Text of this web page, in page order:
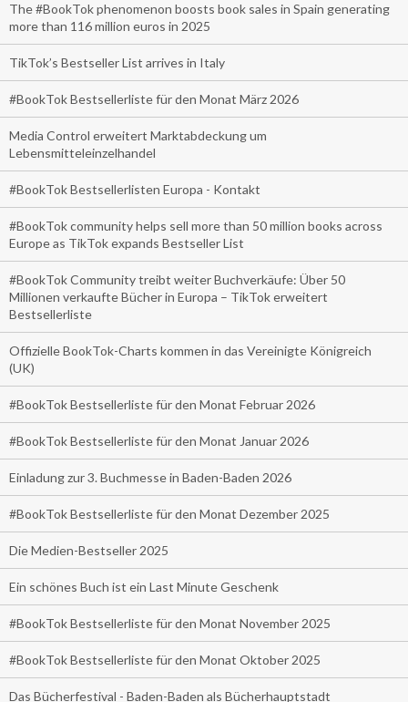
The #BookTok phenomenon boosts book sales in Spain generating
more than 116 million euros in 2025
TikTok’s Bestseller List arrives in Italy
#BookTok Bestsellerliste für den Monat März 2026
Media Control erweitert Marktabdeckung um
Lebensmitteleinzelhandel
#BookTok Bestsellerlisten Europa - Kontakt
#BookTok community helps sell more than 50 million books across
Europe as TikTok expands Bestseller List
#BookTok Community treibt weiter Buchverkäufe: Über 50
Millionen verkaufte Bücher in Europa – TikTok erweitert
Bestsellerliste
Offizielle BookTok-Charts kommen in das Vereinigte Königreich
(UK)
#BookTok Bestsellerliste für den Monat Februar 2026
#BookTok Bestsellerliste für den Monat Januar 2026
Einladung zur 3. Buchmesse in Baden-Baden 2026
#BookTok Bestsellerliste für den Monat Dezember 2025
Die Medien-Bestseller 2025
Ein schönes Buch ist ein Last Minute Geschenk
#BookTok Bestsellerliste für den Monat November 2025
#BookTok Bestsellerliste für den Monat Oktober 2025
Das Bücherfestival - Baden-Baden als Bücherhauptstadt